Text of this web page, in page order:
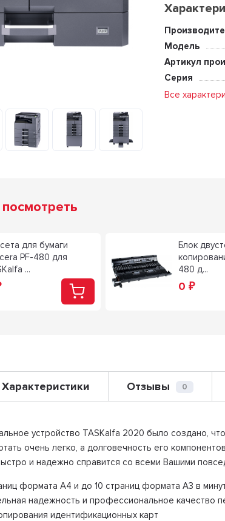
Модель
Артикул
Серия
Все
для бумаги
PF-480 для
...
Блок
480 д...
0₽
Характеристики Отзывы 0
устройство TASKalfa 2020 было создано,
очень легко, а долговечность его
и надежно справится со всеми Вашими
формата A4 и до 10 страниц формата A3 в
надежность и профессиональное качество
идентификационных карт